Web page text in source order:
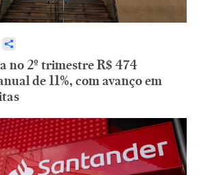
no 2º trimestre R$ 474
de 11%, com avanço em